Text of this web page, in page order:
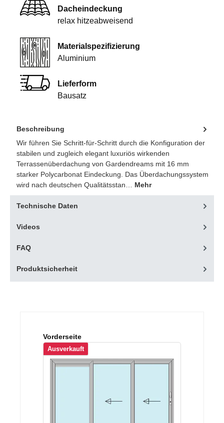
Dacheindeckung
relax hitzeabweisend
Materialspezifizierung
Aluminium
Lieferform
Bausatz
Beschreibung
Wir führen Sie Schritt-für-Schritt durch die Konfiguration der
stabilen und zugleich elegant luxuriös wirkenden
Terrassenüberdachung von Gardendreams mit 16 mm
starker Polycarbonat Eindeckung. Das Überdachungssystem
wird nach deutschen Qualitätsstan… Mehr
Technische Daten
Videos
FAQ
Produktsicherheit
Produktgalerie überspringen
Vorderseite
Ausverkauft